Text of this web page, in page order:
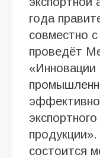
года
совместно
проведёт
состоится